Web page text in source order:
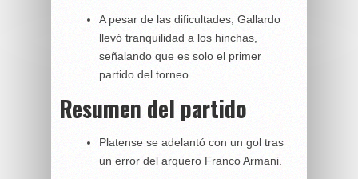
A pesar de las dificultades, Gallardo
llevó tranquilidad a los hinchas,
señalando que es solo el primer
partido del torneo.
Resumen del partido
Platense se adelantó con un gol tras
un error del arquero Franco Armani.